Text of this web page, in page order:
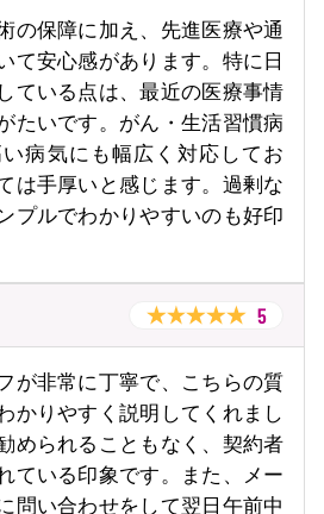
の保障に加え、先進医療や通
て安心感があります。特に日
ている点は、最近の医療事情
たいです。がん・生活習慣病
病気にも幅広く対応してお
は手厚いと感じます。過剰な
プルでわかりやすいのも好印
5
が非常に丁寧で、こちらの質
かりやすく説明してくれまし
められることもなく、契約者
ている印象です。また、メー
問い合わせをして翌日午前中